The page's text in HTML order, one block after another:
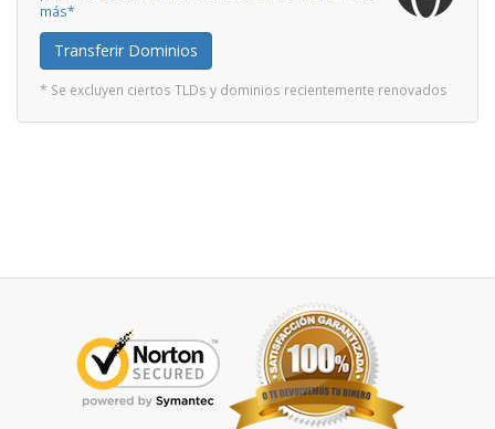
más*
Transferir Dominios
* Se excluyen ciertos TLDs y dominios recientemente renovados